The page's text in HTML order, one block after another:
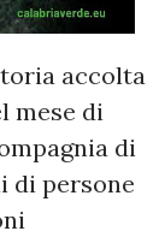
accolta
mese di
di
di persone